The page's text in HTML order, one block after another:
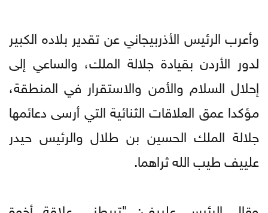
وأعرب الرئيس الأذربيجاني عن تقدير بلاده الكبير
لدور الأردن بقيادة جلالة الملك، والساعي إلى
إحلال السلام والأمن والاستقرار في المنطقة،
مؤكدا عمق العلاقات الثنائية التي أرسى دعائمها
جلالة الملك الحسين بن طلال والرئيس حيدر
علييف طيب الله ثراهما.